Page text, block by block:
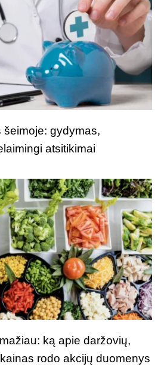
gydymas,
atsitikimai
ką apie daržovių,
rodo akcijų duomenys